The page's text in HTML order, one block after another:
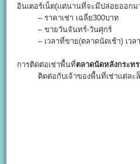
อินเตอร์เน็ต(แต่นานที่จะมีปล่อยออกม
– ราคาเช่า เฉลี่ย300บาท
– ขายวันจันทร์-วันศุกร์
– เวลาที่ขาย(ตลาดนัดเช้า) เวลา
การติดต่อเช่าพื้นที่ตลาดนัดหลังกระท
ติดต่อกับเจ้าของพื้นที่เช่าแต่ละล็